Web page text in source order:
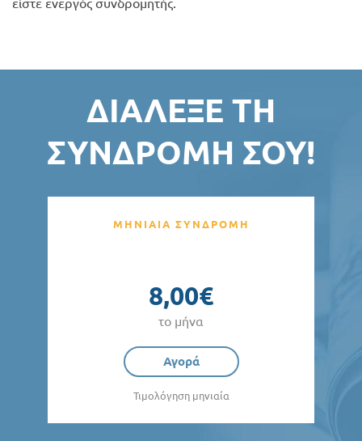
είστε ενεργός συνδρομητής.
ΔΙΆΛΕΞΕ ΤΗ
ΣΥΝΔΡΟΜΉ ΣΟΥ!
ΜΗΝΙΑΙΑ ΣΥΝΔΡΟΜΗ
8,00€
το μήνα
Αγορά
Τιμολόγηση μηνιαία